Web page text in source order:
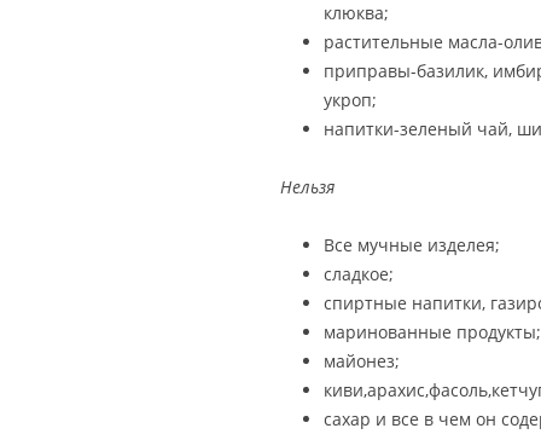
клюква;
растительные масла-
приправы-базилик,
укроп;
напитки-зеленый чай,
Нельзя
Все мучные изделея;
сладкое;
спиртные напитки,
маринованные продукты;
майонез;
сахар и все в чем он